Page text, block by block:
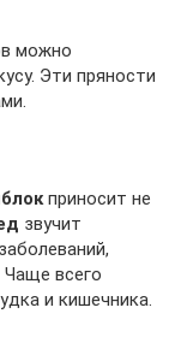
можно
Эти пряности
приносит не
звучит
Чаще всего
и кишечника.